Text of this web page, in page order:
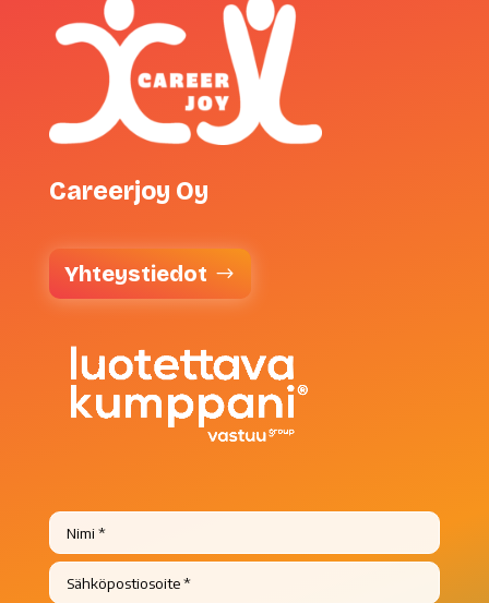
Careerjoy Oy
Yhteystiedot